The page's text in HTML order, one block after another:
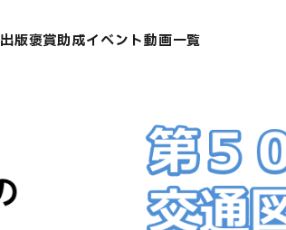
出版褒賞助成イベント動画一覧